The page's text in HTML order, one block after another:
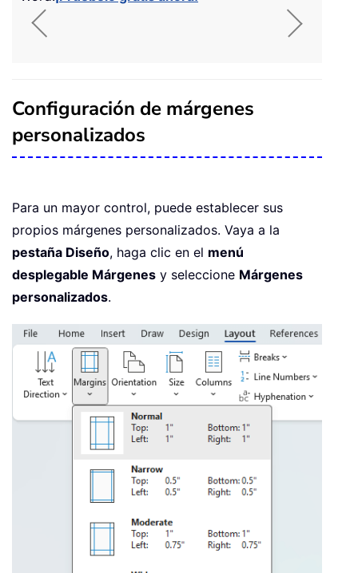
Configuración de márgenes
personalizados
Para un mayor control, puede establecer sus
propios márgenes personalizados. Vaya a la
pestaña Diseño, haga clic en el menú
desplegable Márgenes y seleccione Márgenes
personalizados.